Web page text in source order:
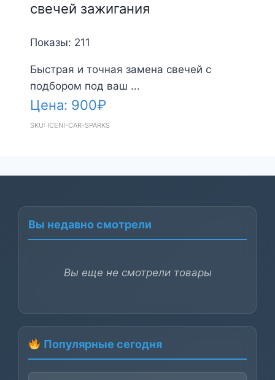
свечей зажигания
Показы: 211
Быстрая и точная замена свечей с
подбором под ваш ...
Цена: 900₽
SKU: ICENI-CAR-SPARKS
Вы недавно смотрели
Вы еще не смотрели товары
Популярные сегодня